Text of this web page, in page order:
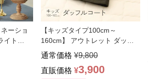
ーショ
イト
【キッズタイプ100cm～
160cm】 アウトレット ダッフ
ルコート ジャケット
通常価格 ¥9,800
直販価格 ¥3,900